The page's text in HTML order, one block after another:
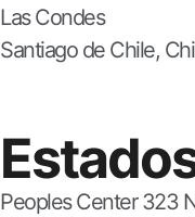
Las Condes
Santiago de Chile,
Peoples Center 323